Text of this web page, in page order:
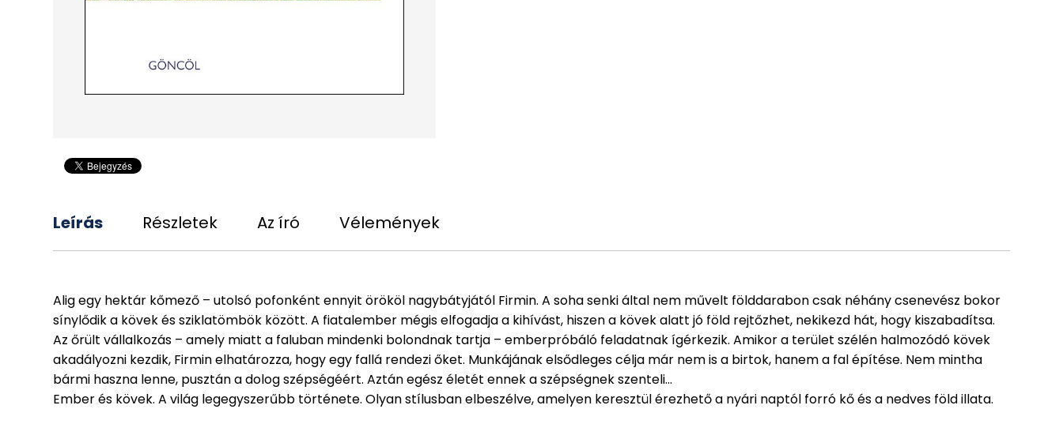
Leírás Részletek Az író Vélemények
Alig egy hektár kőmező – utolsó pofonként ennyit örököl nagybátyjától Firmin. A soha senki által nem művelt földdarabon csak néhány csenevész bokor
sínylődik a kövek és sziklatömbök között. A fiatalember mégis elfogadja a kihívást, hiszen a kövek alatt jó föld rejtőzhet, nekikezd hát, hogy kiszabadítsa.
Az őrült vállalkozás – amely miatt a faluban mindenki bolondnak tartja – emberpróbáló feladatnak ígérkezik. Amikor a terület szélén halmozódó kövek
akadályozni kezdik, Firmin elhatározza, hogy egy fallá rendezi őket. Munkájának elsődleges célja már nem is a birtok, hanem a fal építése. Nem mintha
bármi haszna lenne, pusztán a dolog szépségéért. Aztán egész életét ennek a szépségnek szenteli…
Ember és kövek. A világ legegyszerűbb története. Olyan stílusban elbeszélve, amelyen keresztül érezhető a nyári naptól forró kő és a nedves föld illata.